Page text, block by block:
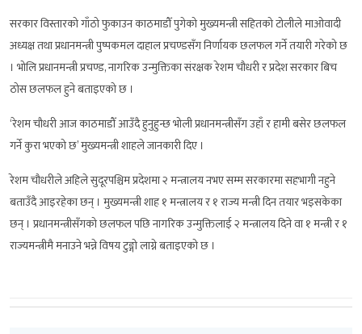
सरकार विस्तारको गाँठो फुकाउन काठमाडौँ पुगेको मुख्यमन्त्री सहितको टोलीले माओवादी
अध्यक्ष तथा प्रधानमन्त्री पुष्पकमल दाहाल प्रचण्डसँग निर्णायक छलफल गर्ने तयारी गरेको छ
। भोलि प्रधानमन्त्री प्रचण्ड, नागरिक उन्मुक्तिका संरक्षक रेशम चौधरी र प्रदेश सरकार बिच
ठोस छलफल हुने बताइएको छ ।
‘रेशम चौधरी आज काठमाडौँ आउँदै हुनुहुन्छ भोली प्रधानमन्त्रीसँग उहाँ र हामी बसेर छलफल
गर्ने कुरा भएको छ’ मुख्यमन्त्री शाहले जानकारी दिए ।
रेशम चौधरीले अहिले सुदूरपश्चिम प्रदेशमा २ मन्त्रालय नभए सम्म सरकारमा सहभागी नहुने
बताउँदै आइरहेका छन् । मुख्यमन्त्री शाह १ मन्त्रालय र १ राज्य मन्त्री दिन तयार भइसकेका
छन् । प्रधानमन्त्रीसँगको छलफल पछि नागरिक उन्मुक्तिलाई २ मन्त्रालय दिने वा १ मन्त्री र १
राज्यमन्त्रीमै मनाउने भन्ने विषय टुङ्गो लाग्ने बताइएको छ ।